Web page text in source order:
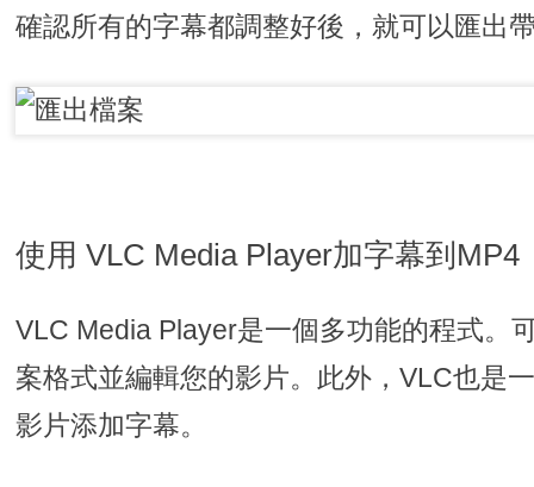
確認所有的字幕都調整好後，就可以匯出
使用 VLC Media Player加字幕到MP4
VLC Media Player是一個多功能的程式。
案格式並編輯您的影片。此外，VLC也是
影片添加字幕。